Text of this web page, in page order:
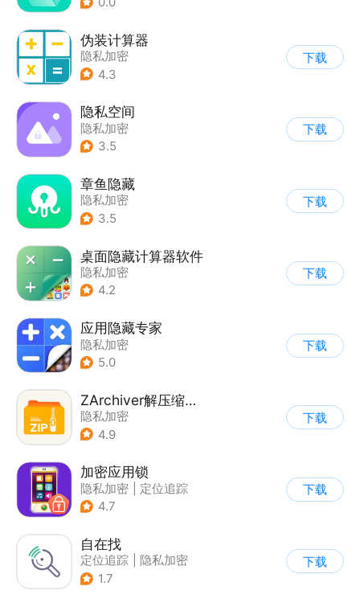
伪装计算器
隐私加密
4.3
下载
隐私空间
隐私加密
3.5
下载
章鱼隐藏
隐私加密
3.5
下载
桌面隐藏计算器软件
隐私加密
4.2
下载
应用隐藏专家
隐私加密
5.0
下载
ZArchiver解压缩工具
隐私加密
4.9
下载
加密应用锁
隐私加密
定位追踪
4.7
下载
自在找
定位追踪
隐私加密
1.7
下载